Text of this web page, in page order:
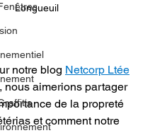
Longueuil
notre blog Netcorp Ltée
nous aimerions partager
de la propreté
et comment notre